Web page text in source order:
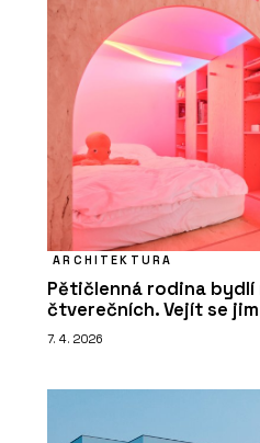
ARCHITEKTURA
Pětičlenná rodina bydlí
čtverečních. Vejít se
7. 4. 2026